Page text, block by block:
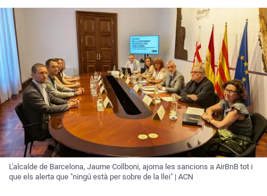
L'alcalde de Barcelona, Jaume Collboni, ajorna les sancions a AirBnB tot i
que els alerta que "ningú està per sobre de la llei" | ACN